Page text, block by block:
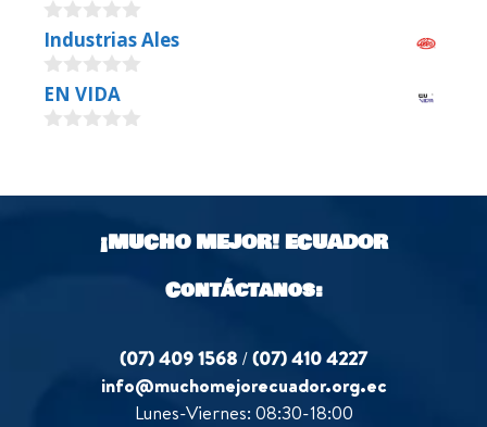
0
o
u
t
o
f
Industrias Ales
0
o
u
5
EN VIDA
t
¡MUCHO MEJOR!ECUADOR
Contáctanos:
(07) 409 1568 /(07) 410 4227
info@muchomejorecuador.org.ec
Lunes-Viernes: 08:30-18:00